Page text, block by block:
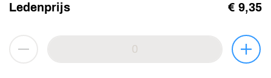
Ledenprijs € 9,35